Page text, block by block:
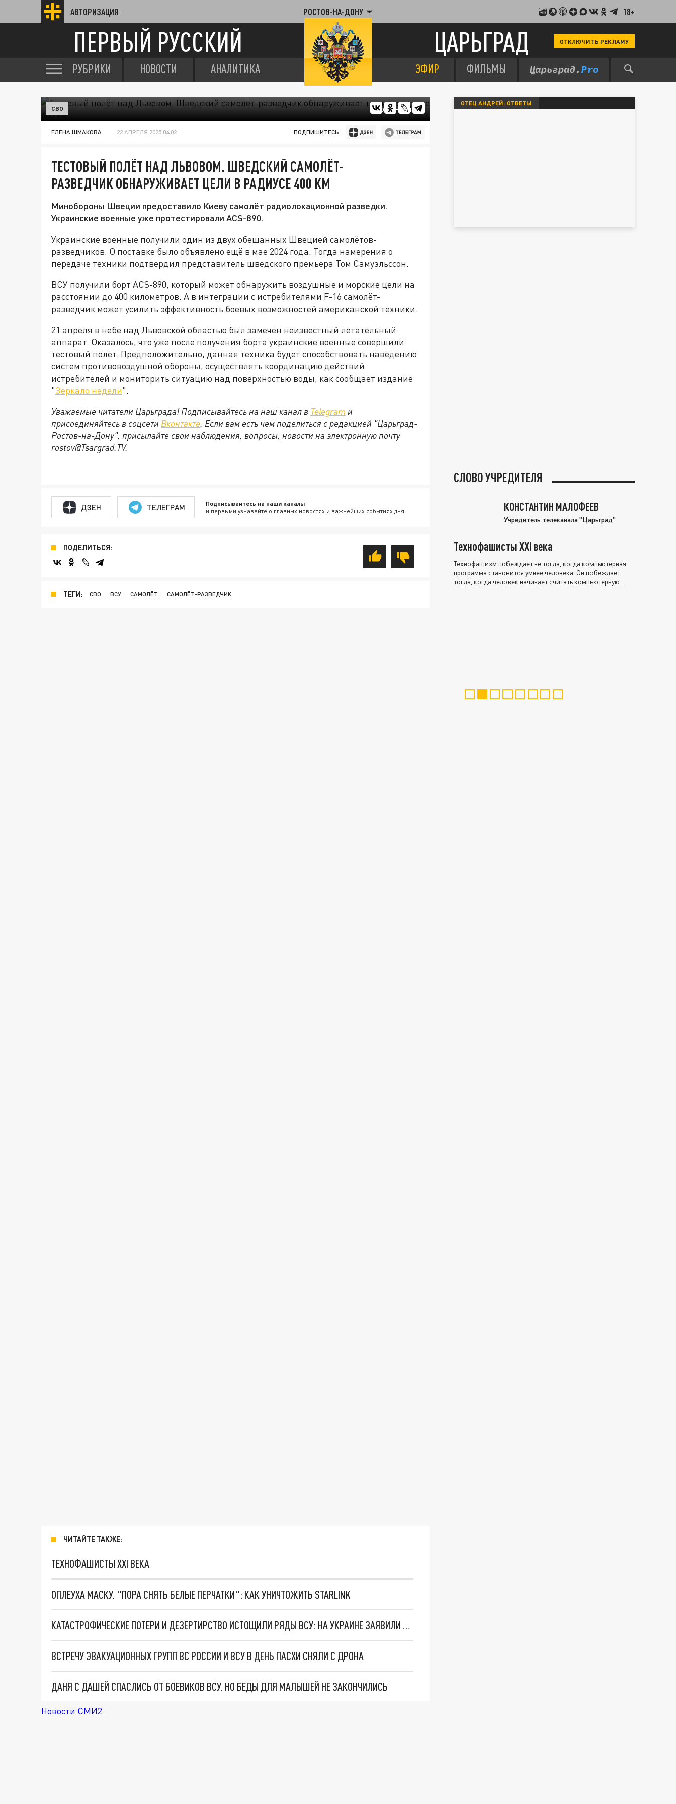
АВТОРИЗАЦИЯ РОСТОВ-НА-ДОНУ 18+
ПЕРВЫЙ РУССКИЙ ЦАРЬГРАД ОТКЛЮЧИТЬ РЕКЛАМУ
РУБРИКИ НОВОСТИ АНАЛИТИКА ЭФИР ФИЛЬМЫ
ФОТО: FREEPIK
СВО
ЕЛЕНА ШМАКОВА 22 АПРЕЛЯ 2025 04:02 ПОДПИШИТЕСЬ:
ТЕСТОВЫЙ ПОЛЁТ НАД ЛЬВОВОМ. ШВЕДСКИЙ САМОЛЁТ-
РАЗВЕДЧИК ОБНАРУЖИВАЕТ ЦЕЛИ В РАДИУСЕ 400 КМ
Минобороны Швеции предоставило Киеву самолёт радиолокационной разведки.
Украинские военные уже протестировали ACS-890.
Украинские военные получили один из двух обещанных Швецией самолётов-
разведчиков. О поставке было объявлено ещё в мае 2024 года. Тогда намерения о
передаче техники подтвердил представитель шведского премьера Том Самуэльссон.
ВСУ получили борт ACS-890, который может обнаружить воздушные и морские цели на
расстоянии до 400 километров. А в интеграции с истребителями F-16 самолёт-
разведчик может усилить эффективность боевых возможностей американской техники.
21 апреля в небе над Львовской областью был замечен неизвестный летательный
аппарат. Оказалось, что уже после получения борта украинские военные совершили
тестовый полёт. Предположительно, данная техника будет способствовать наведению
систем противовоздушной обороны, осуществлять координацию действий
истребителей и мониторить ситуацию над поверхностью воды, как сообщает издание
"Зеркало недели".
Уважаемые читатели Царьграда! Подписывайтесь на наш канал в Telegram и
присоединяйтесь в соцсети Вконтакте. Если вам есть чем поделиться с редакцией "Царьград-
Ростов-на-Дону", присылайте свои наблюдения, вопросы, новости на электронную почту
rostov@Tsargrad.ТV.
ДЗЕН ТЕЛЕГРАМ Подписывайтесь на наши каналы
и первыми узнавайте о главных новостях и важнейших событиях дня.
ПОДЕЛИТЬСЯ:
ТЕГИ: СВО ВСУ САМОЛЁТ САМОЛЁТ-РАЗВЕДЧИК
ЧИТАЙТЕ ТАКЖЕ:
ТЕХНОФАШИСТЫ XXI ВЕКА
ОПЛЕУХА МАСКУ. "ПОРА СНЯТЬ БЕЛЫЕ ПЕРЧАТКИ": КАК УНИЧТОЖИТЬ STARLINK
КАТАСТРОФИЧЕСКИЕ ПОТЕРИ И ДЕЗЕРТИРСТВО ИСТОЩИЛИ РЯДЫ ВСУ: НА УКРАИНЕ ЗАЯВИЛИ О НОВОЙ МОБИЛИЗАЦИИ
ВСТРЕЧУ ЭВАКУАЦИОННЫХ ГРУПП ВС РОССИИ И ВСУ В ДЕНЬ ПАСХИ СНЯЛИ С ДРОНА
ДАНЯ С ДАШЕЙ СПАСЛИСЬ ОТ БОЕВИКОВ ВСУ. НО БЕДЫ ДЛЯ МАЛЫШЕЙ НЕ ЗАКОНЧИЛИСЬ
Новости СМИ2
ОТЕЦ АНДРЕЙ: ОТВЕТЫ
СЛОВО УЧРЕДИТЕЛЯ
КОНСТАНТИН МАЛОФЕЕВ
Учредитель телеканала "Царьград"
Технофашисты XXI века
Технофашизм побеждает не тогда, когда компьютерная
программа становится умнее человека. Он побеждает
тогда, когда человек начинает считать компьютерную